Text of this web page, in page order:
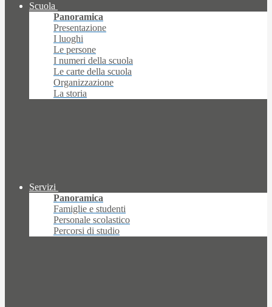
Scuola
Panoramica
Presentazione
I luoghi
Le persone
I numeri della scuola
Le carte della scuola
Organizzazione
La storia
Servizi
Panoramica
Famiglie e studenti
Personale scolastico
Percorsi di studio